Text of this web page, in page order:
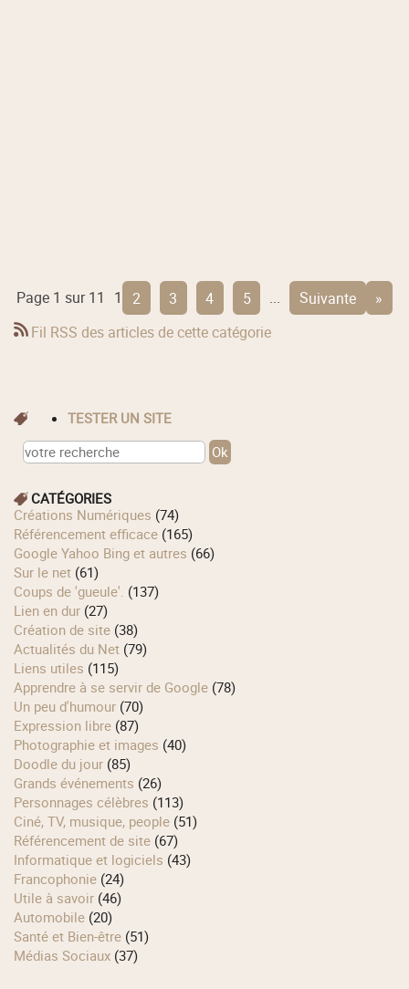
Page 1 sur 11 1 2 3 4 5 ... suivante
»
Fil RSS des articles de cette catégorie
TESTER UN SITE
CATÉGORIES
Créations Numériques (74)
Référencement efficace (165)
Google Yahoo Bing et autres (66)
Sur le net (61)
Coups de 'gueule'. (137)
Lien en dur (27)
Création de site (38)
Actualités du Net (79)
Liens utiles (115)
Apprendre à se servir de Google (78)
Un peu d'humour (70)
Expression libre (87)
Photographie et images (40)
Doodle du jour (85)
Grands événements (26)
Personnages célèbres (113)
Ciné, TV, musique, people (51)
Référencement de site (67)
Informatique et logiciels (43)
Francophonie (24)
Utile à savoir (46)
Automobile (20)
Santé et Bien-être (51)
Médias Sociaux (37)